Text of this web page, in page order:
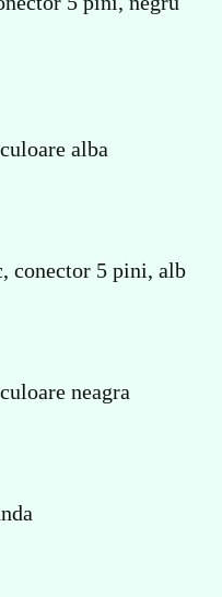
alba
conector 5 pini, alb
neagra